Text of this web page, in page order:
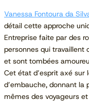
Vanessa Fontoura da
détail cette approche
Entreprise faite par des
personnes qui
et sont tombées
Cet état d’esprit axé sur
d’embauche, donnant
mêmes des voyageurs